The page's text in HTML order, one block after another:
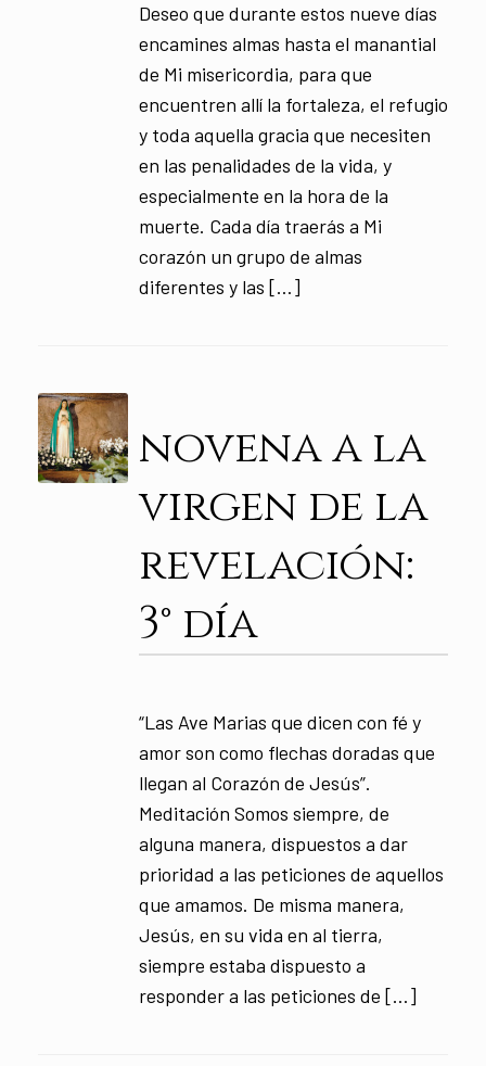
Deseo que durante estos nueve días
encamines almas hasta el manantial
de Mi misericordia, para que
encuentren allí la fortaleza, el refugio
y toda aquella gracia que necesiten
en las penalidades de la vida, y
especialmente en la hora de la
muerte. Cada día traerás a Mi
corazón un grupo de almas
diferentes y las […]
novena a la
virgen de la
revelación:
3° día
“Las Ave Marias que dicen con fé y
amor son como flechas doradas que
llegan al Corazón de Jesús”.
Meditación Somos siempre, de
alguna manera, dispuestos a dar
prioridad a las peticiones de aquellos
que amamos. De misma manera,
Jesús, en su vida en al tierra,
siempre estaba dispuesto a
responder a las peticiones de […]